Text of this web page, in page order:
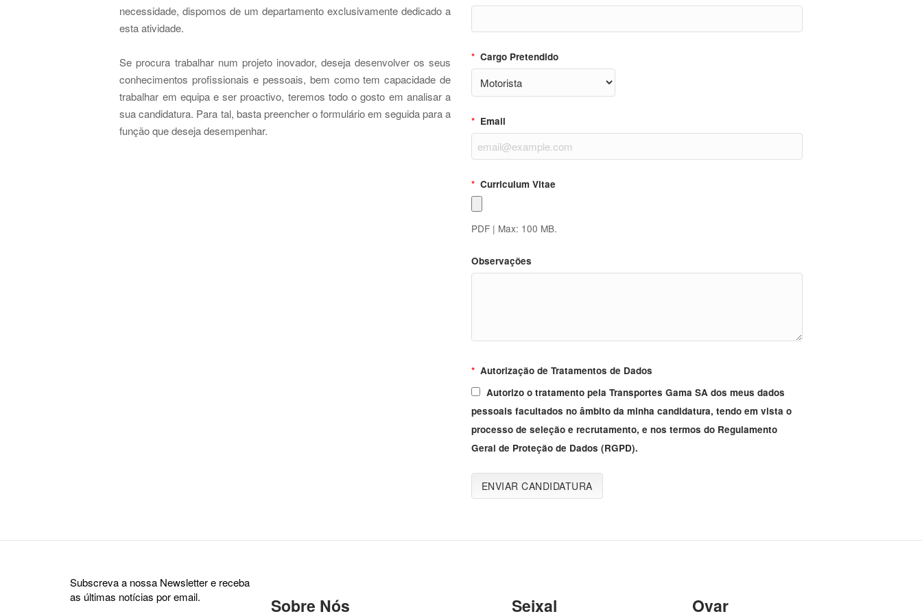
necessidade, dispomos de um departamento exclusivamente dedicado a
esta atividade.
Se procura trabalhar num projeto inovador, deseja desenvolver os seus
conhecimentos profissionais e pessoais, bem como tem capacidade de
trabalhar em equipa e ser proactivo, teremos todo o gosto em analisar a
sua candidatura. Para tal, basta preencher o formulário em seguida para a
função que deseja desempenhar.
* Cargo Pretendido
* Email
* Curriculum Vitae
PDF | Max: 100 MB.
Observações
* Autorização de Tratamentos de Dados
Autorizo o tratamento pela Transportes Gama SA dos meus dados
pessoais facultados no âmbito da minha candidatura, tendo em vista o
processo de seleção e recrutamento, e nos termos do Regulamento
Geral de Proteção de Dados (RGPD).
Subscreva a nossa Newsletter e receba
as últimas notícias por email.
Sobre Nós Seixal Ovar